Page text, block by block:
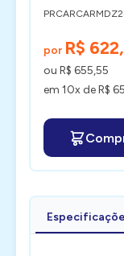
por R$
ou R$ 655,55
em 10x de R$